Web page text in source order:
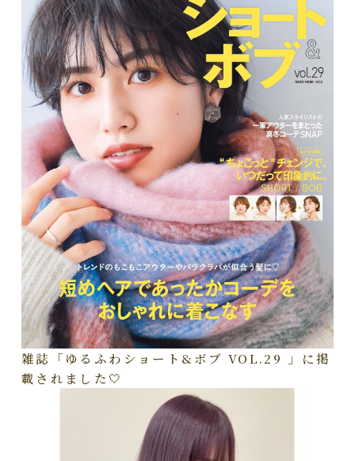
雑誌「ゆるふわショート&ボブ VOL.29 」に掲
載されました🤍